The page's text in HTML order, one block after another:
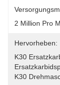
2 Million Pro
Hervorheben:
K30
K30